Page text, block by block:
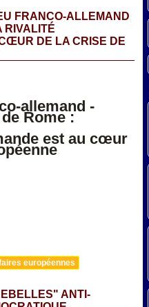
FRANCO-ALLEMAND
RIVALITÉ
DE LA CRISE DE
allemand -
Rome :
est au cœur
européennes
ANTI-